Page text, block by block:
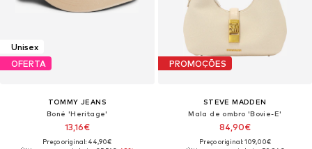
Unisex
OFERTA
TOMMY JEANS
Boné 'Heritage'
13,16€
Preço original: 44,90€
PROMOÇÕES
STEVE MADDEN
Mala de ombro 'Bovie-E'
84,90€
Preço original: 109,00€